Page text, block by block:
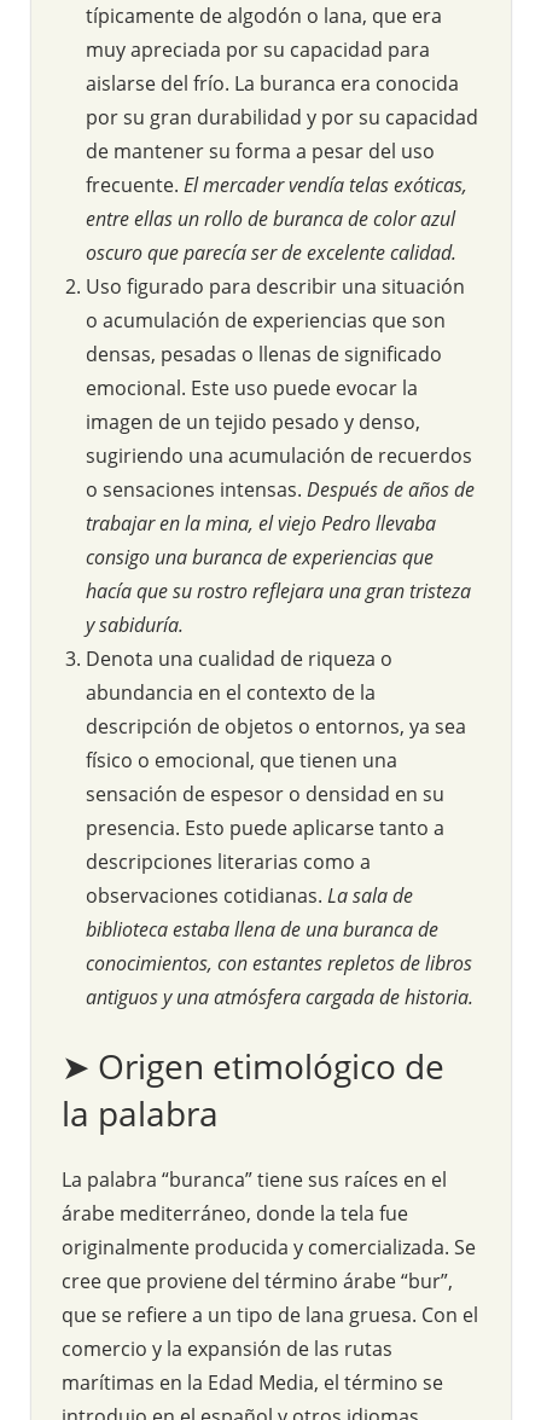
típicamente de algodón o lana, que era
muy apreciada por su capacidad para
aislarse del frío. La buranca era conocida
por su gran durabilidad y por su capacidad
de mantener su forma a pesar del uso
frecuente. El mercader vendía telas exóticas,
entre ellas un rollo de buranca de color azul
oscuro que parecía ser de excelente calidad.
Uso figurado para describir una situación
o acumulación de experiencias que son
densas, pesadas o llenas de significado
emocional. Este uso puede evocar la
imagen de un tejido pesado y denso,
sugiriendo una acumulación de recuerdos
o sensaciones intensas. Después de años de
trabajar en la mina, el viejo Pedro llevaba
consigo una buranca de experiencias que
hacía que su rostro reflejara una gran tristeza
y sabiduría.
Denota una cualidad de riqueza o
abundancia en el contexto de la
descripción de objetos o entornos, ya sea
físico o emocional, que tienen una
sensación de espesor o densidad en su
presencia. Esto puede aplicarse tanto a
descripciones literarias como a
observaciones cotidianas. La sala de
biblioteca estaba llena de una buranca de
conocimientos, con estantes repletos de libros
antiguos y una atmósfera cargada de historia.
➤ Origen etimológico de
la palabra
La palabra “buranca” tiene sus raíces en el
árabe mediterráneo, donde la tela fue
originalmente producida y comercializada. Se
cree que proviene del término árabe “bur”,
que se refiere a un tipo de lana gruesa. Con el
comercio y la expansión de las rutas
marítimas en la Edad Media, el término se